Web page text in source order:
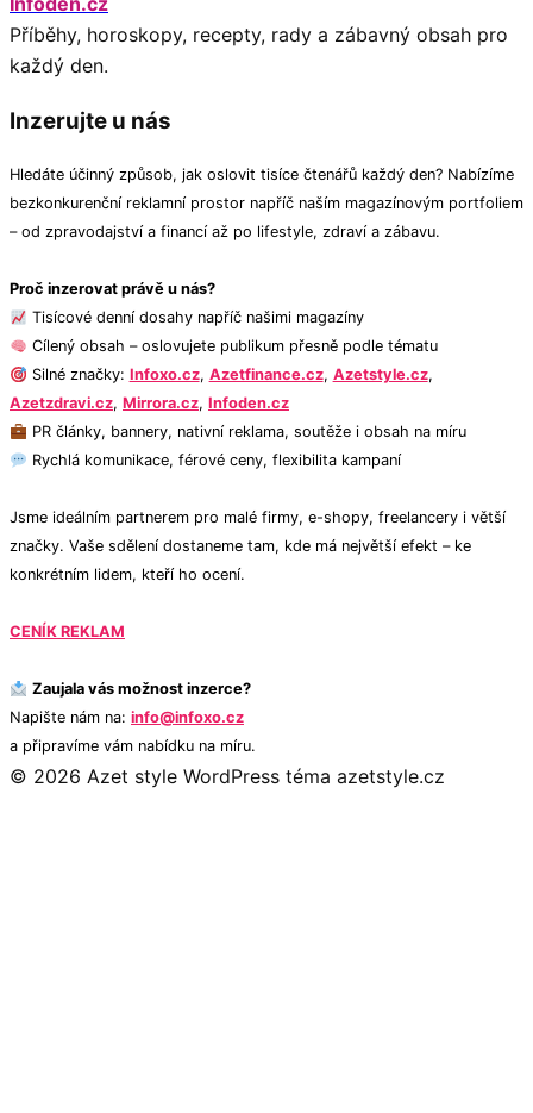
Příběhy, horoskopy, recepty, rady a zábavný obsah pro
každý den.
Inzerujte u nás
Hledáte účinný způsob, jak oslovit tisíce čtenářů každý den? Nabízíme
bezkonkurenční reklamní prostor napříč naším magazínovým portfoliem
– od zpravodajství a financí až po lifestyle, zdraví a zábavu.
Proč inzerovat právě u nás?
Tisícové denní dosahy napříč našimi magazíny
Cílený obsah – oslovujete publikum přesně podle tématu
Silné značky: Infoxo.cz, Azetfinance.cz, Azetstyle.cz,
Azetzdravi.cz, Mirrora.cz, Infoden.cz
PR články, bannery, nativní reklama, soutěže i obsah na míru
Rychlá komunikace, férové ceny, flexibilita kampaní
Jsme ideálním partnerem pro malé firmy, e-shopy, freelancery i větší
značky. Vaše sdělení dostaneme tam, kde má největší efekt – ke
konkrétním lidem, kteří ho ocení.
CENÍK REKLAM
Zaujala vás možnost inzerce?
Napište nám na: info@infoxo.cz
a připravíme vám nabídku na míru.
© 2026 Azet style WordPress téma azetstyle.cz